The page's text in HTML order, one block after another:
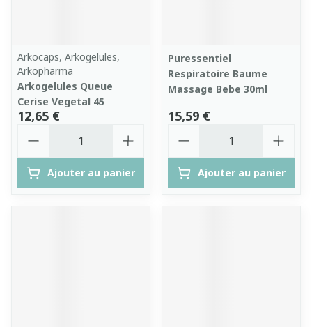
Arkocaps, Arkogelules,
Arkopharma
Arkogelules Queue
Cerise Vegetal 45
12,65 €
Ajouter au panier
Puressentiel
Respiratoire Baume
Massage Bebe 30ml
15,59 €
Ajouter au panier